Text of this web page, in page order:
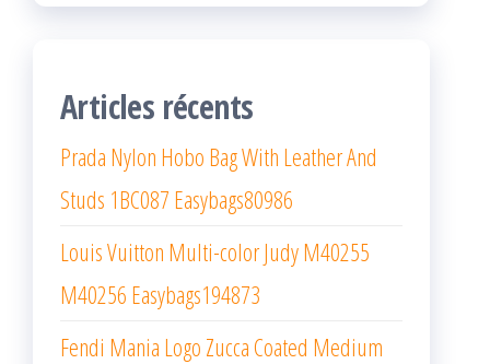
Articles récents
Prada Nylon Hobo Bag With Leather And
Studs 1BC087 Easybags80986
Louis Vuitton Multi-color Judy M40255
M40256 Easybags194873
Fendi Mania Logo Zucca Coated Medium